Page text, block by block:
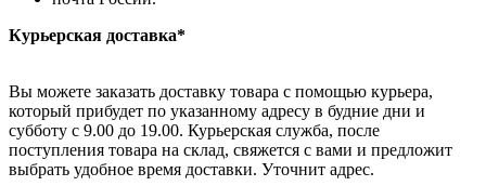
Курьерская доставка*
Вы можете заказать доставку товара с помощью курьера,
который прибудет по указанному адресу в будние дни и
субботу с 9.00 до 19.00. Курьерская служба, после
поступления товара на склад, свяжется с вами и предложит
выбрать удобное время доставки. Уточнит адрес.